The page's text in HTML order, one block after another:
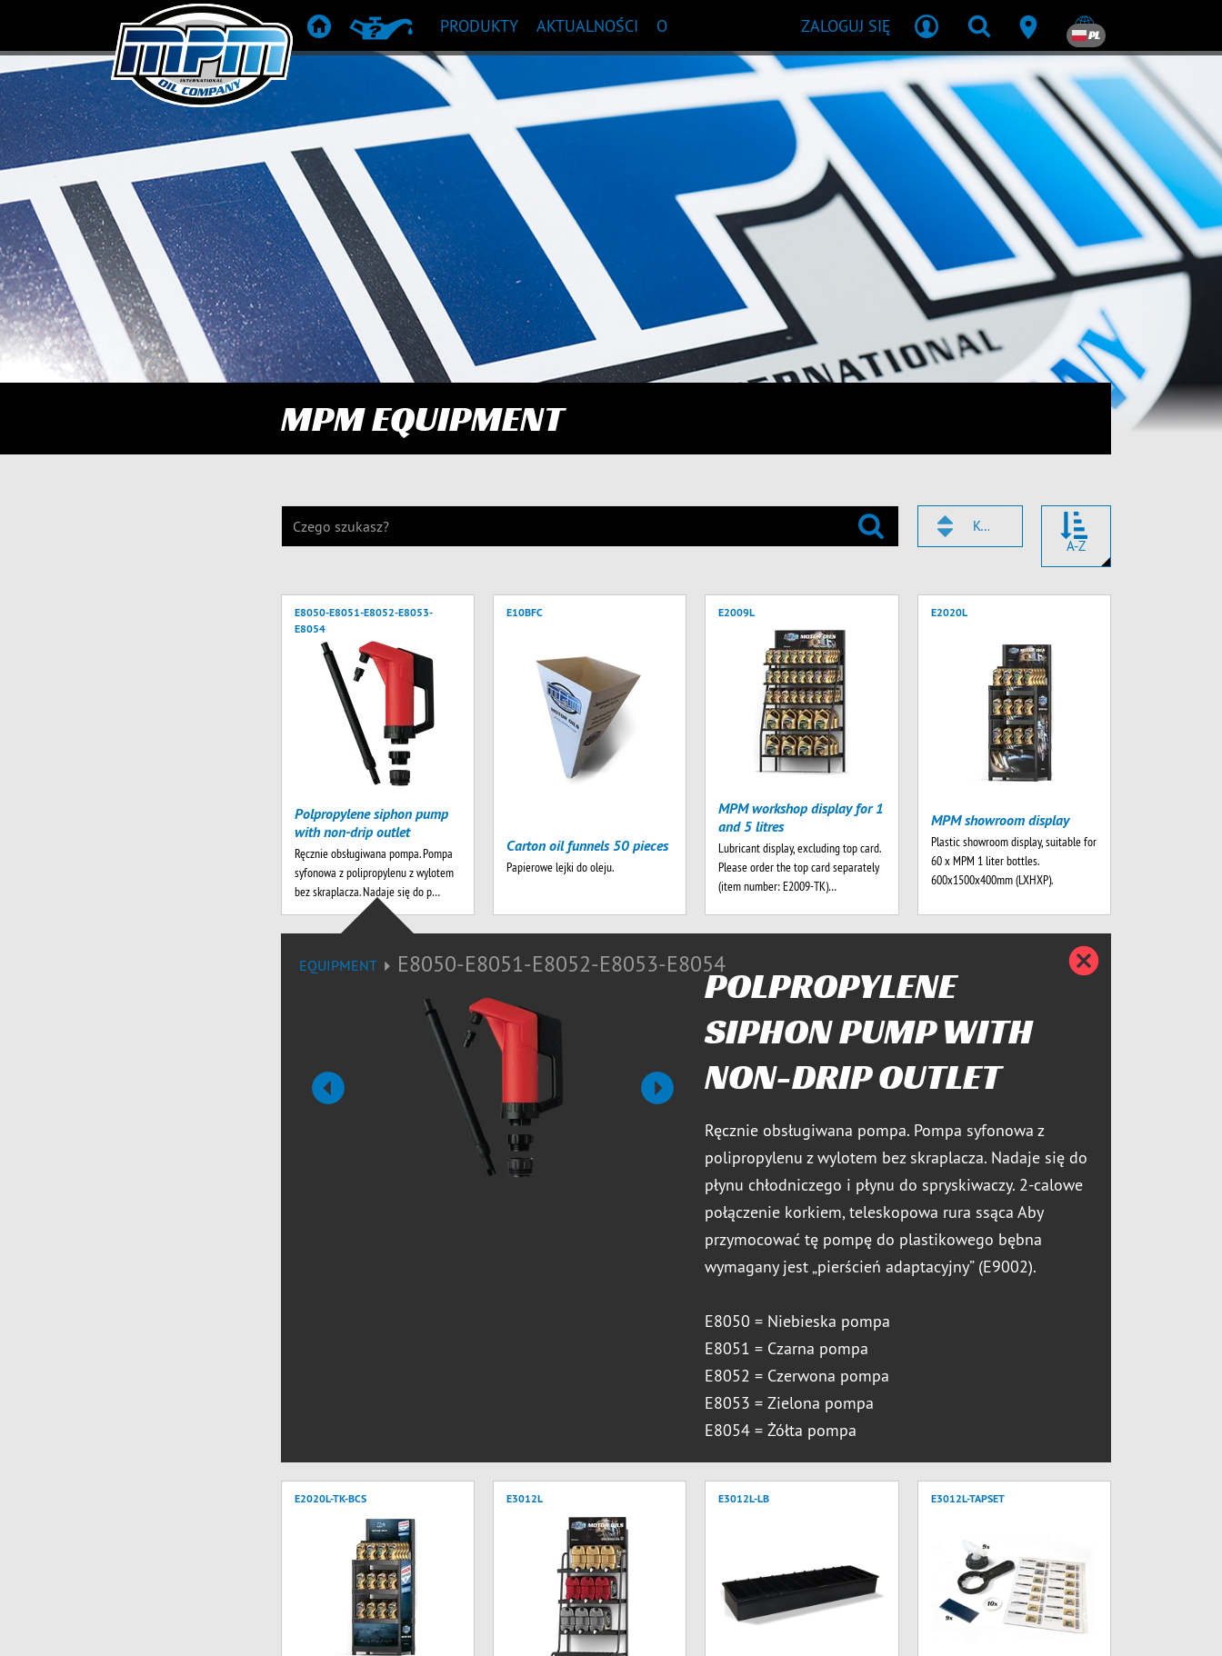
STRONA DOMOWA
REKOMENDACJA PRODUKTU
PRODUKTY AKTUALNOŚCI O ZALOGUJ SIĘ PL
MPM EQUIPMENT
KOD
A-Z
E8050-E8051-E8052-E8053-
E8054
Polpropylene siphon pump
with non-drip outlet
Ręcznie obsługiwana pompa. Pompa
syfonowa z polipropylenu z wylotem
bez skraplacza. Nadaje się do p…
E10BFC
Carton oil funnels 50 pieces
Papierowe lejki do oleju.
E2009L
MPM workshop display for 1
and 5 litres
Lubricant display, excluding top card.
Please order the top card separately
(item number: E2009-TK)…
E2020L
MPM showroom display
Plastic showroom display, suitable for
60 x MPM 1 liter bottles.
600x1500x400mm (LXHXP).
EQUIPMENT E8050-E8051-E8052-E8053-E8054
Poprzedni Kolejny
POLPROPYLENE
SIPHON PUMP WITH
NON-DRIP OUTLET
Ręcznie obsługiwana pompa. Pompa syfonowa z
polipropylenu z wylotem bez skraplacza. Nadaje się do
płynu chłodniczego i płynu do spryskiwaczy. 2-calowe
połączenie korkiem, teleskopowa rura ssąca Aby
przymocować tę pompę do plastikowego bębna
wymagany jest „pierścień adaptacyjny” (E9002).
E8050 = Niebieska pompa
E8051 = Czarna pompa
E8052 = Czerwona pompa
E8053 = Zielona pompa
E8054 = Żółta pompa
E2020L-TK-BCS E3012L E3012L-LB E3012L-TAPSET